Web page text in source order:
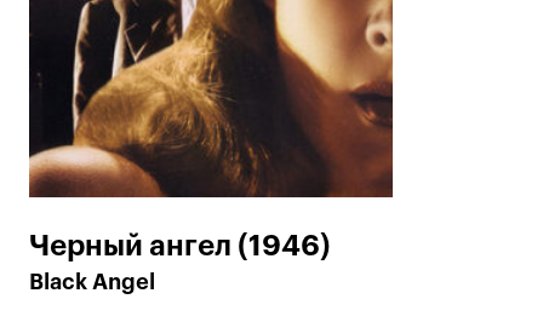
Черный ангел (1946)
Black Angel